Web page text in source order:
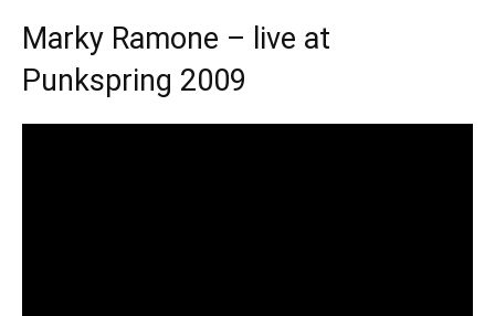
Marky Ramone – live at
Punkspring 2009